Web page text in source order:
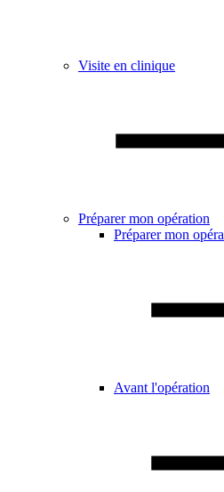
Visite en clinique
Préparer mon opération
Préparer mon
Avant l'opération